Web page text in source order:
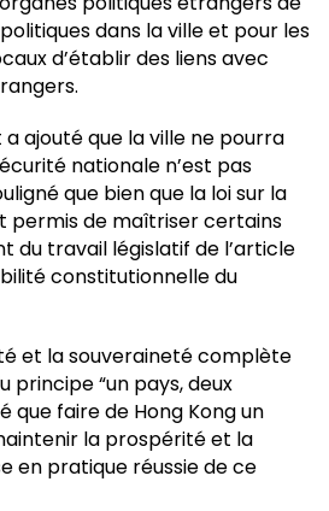
dans la ville et pour les
d’établir des liens avec
a ajouté que la ville ne pourra
nationale n’est pas
que bien que la loi sur la
permis de maîtriser certains
du travail législatif de l’article
constitutionnelle du
et la souveraineté complète
principe “un pays, deux
que faire de Hong Kong un
la prospérité et la
en pratique réussie de ce